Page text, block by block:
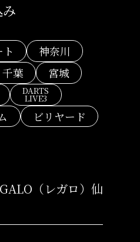
神奈川
千葉
宮城
DARTS
LIVE3
ビリヤード
（レガロ）仙